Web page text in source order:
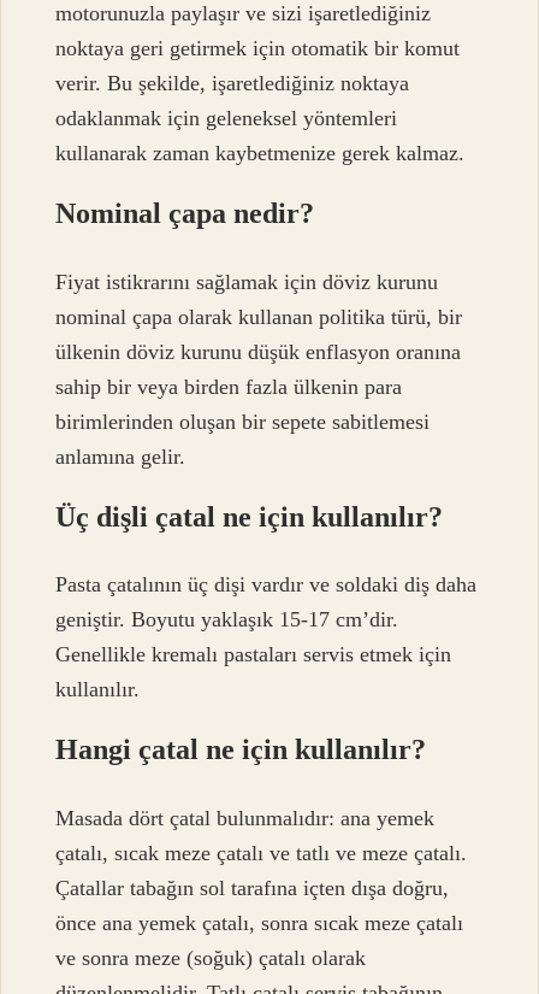
motorunuzla paylaşır ve sizi işaretlediğiniz
noktaya geri getirmek için otomatik bir komut
verir. Bu şekilde, işaretlediğiniz noktaya
odaklanmak için geleneksel yöntemleri
kullanarak zaman kaybetmenize gerek kalmaz.
Nominal çapa nedir?
Fiyat istikrarını sağlamak için döviz kurunu
nominal çapa olarak kullanan politika türü, bir
ülkenin döviz kurunu düşük enflasyon oranına
sahip bir veya birden fazla ülkenin para
birimlerinden oluşan bir sepete sabitlemesi
anlamına gelir.
Üç dişli çatal ne için kullanılır?
Pasta çatalının üç dişi vardır ve soldaki diş daha
geniştir. Boyutu yaklaşık 15-17 cm’dir.
Genellikle kremalı pastaları servis etmek için
kullanılır.
Hangi çatal ne için kullanılır?
Masada dört çatal bulunmalıdır: ana yemek
çatalı, sıcak meze çatalı ve tatlı ve meze çatalı.
Çatallar tabağın sol tarafına içten dışa doğru,
önce ana yemek çatalı, sonra sıcak meze çatalı
ve sonra meze (soğuk) çatalı olarak